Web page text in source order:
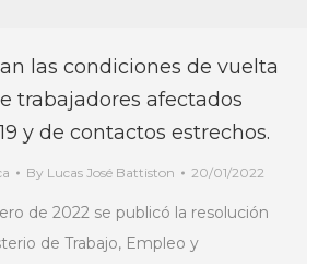
las condiciones de vuelta
trabajadores afectados
y de contactos estrechos.
By Lucas José Battiston 20/01/2022
de 2022 se publicó la resolución
de Trabajo, Empleo y